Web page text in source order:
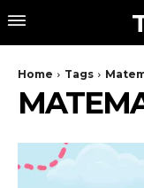
Home Tags